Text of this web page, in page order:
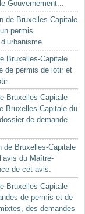
Gouvernement...
de Bruxelles-Capitale
permis
Bruxelles-Capitale
de permis de lotir et
Bruxelles-Capitale
Bruxelles-Capitale du
de demande
de Bruxelles-Capitale
du Maître-
de cet avis.
Bruxelles-Capitale
de permis et de
des demandes